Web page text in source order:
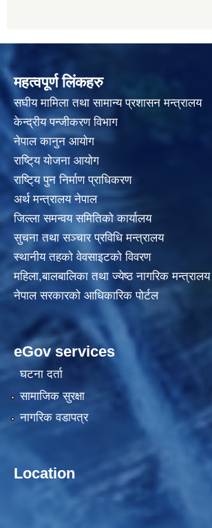
महत्वपूर्ण लिंकहरु
स‌घीय मामिला तथा सामान्य प्रशासन मन्त्रालय
केन्द्रीय पन्जीकरण विभाग
नेपाल कानुन आयाेग
राष्टि्य याेजना आयाेग
राष्टि्य पुन निर्माण प्राधिकरण
अर्थ मन्त्रालय नेपाल
जिल्ला समन्वय समितिको कार्यालय
सुचना तथा सञ्चार प्रविधि मन्त्रालय
स्थानीय तहकाे वेवसाइटकाे विवरण
महिला,बालबालिका तथा ज्येष्ठ नागरिक मन्त्रालय
नेपाल सरकारको आधिकारिक पोर्टल
eGov services
घटना दर्ता
सामाजिक सुरक्षा
नागरिक वडापत्र
Location